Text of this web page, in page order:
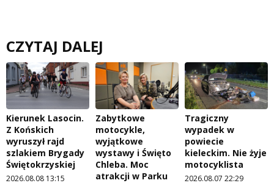
CZYTAJ DALEJ
Kierunek Lasocin.
Z Końskich
wyruszył rajd
szlakiem Brygady
Świętokrzyskiej
2026.08.08 13:15
Zabytkowe
motocykle,
wyjątkowe
wystawy i Święto
Chleba. Moc
atrakcji w Parku
Tragiczny
wypadek w
powiecie
kieleckim. Nie żyje
motocyklista
2026.08.07 22:29